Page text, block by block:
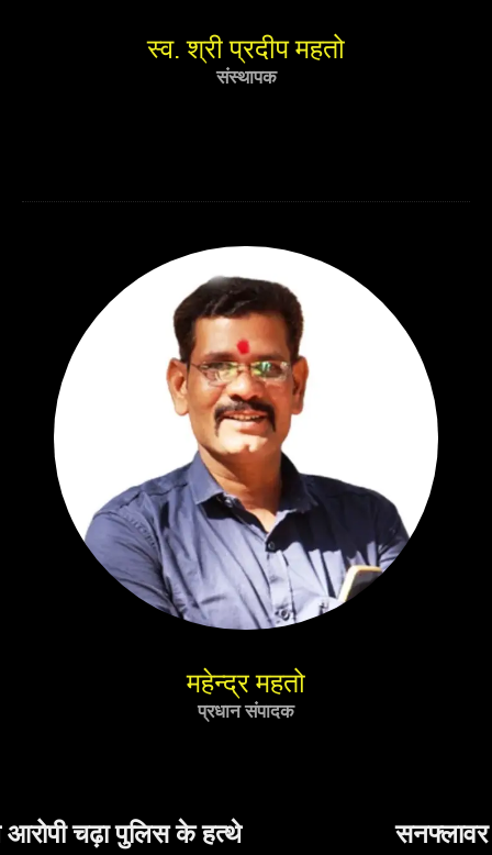
स्व. श्री प्रदीप महतो
संस्थापक
महेन्द्र महतो
प्रधान संपादक
सनफ्लावर ऑयल का सैंपल लैब टेस्ट